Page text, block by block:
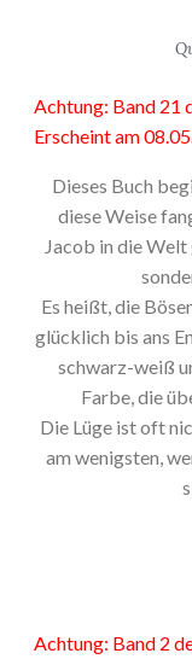
Achtung: Band 21
Erscheint am
Dieses Buch
diese Weise
Jacob in die
Es heißt, die
glücklich bis ans
schwarz-weiß
Farbe, die
Die Lüge ist oft
am wenigsten,
Achtung: Band 2